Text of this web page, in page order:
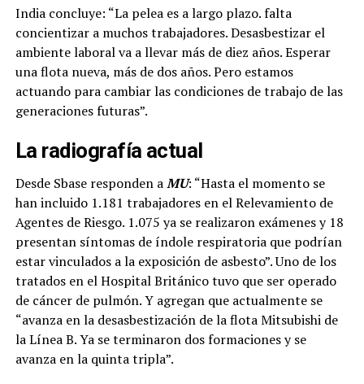
India concluye: “La pelea es a largo plazo. falta
concientizar a muchos trabajadores. Desasbestizar el
ambiente laboral va a llevar más de diez años. Esperar
una flota nueva, más de dos años. Pero estamos
actuando para cambiar las condiciones de trabajo de las
generaciones futuras”.
La radiografía actual
Desde Sbase responden aMU: “Hasta el momento se
han incluido 1.181 trabajadores en el Relevamiento de
Agentes de Riesgo. 1.075 ya se realizaron exámenes y 18
presentan síntomas de índole respiratoria que podrían
estar vinculados a la exposición de asbesto”. Uno de los
tratados en el Hospital Británico tuvo que ser operado
de cáncer de pulmón. Y agregan que actualmente se
“avanza en la desasbestización de la flota Mitsubishi de
la Línea B. Ya se terminaron dos formaciones y se
avanza en la quinta tripla”.